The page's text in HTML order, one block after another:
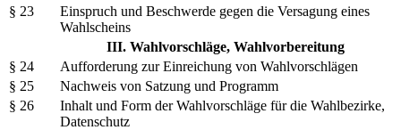
§ 23
Einspruch und Beschwerde gegen die Versagung eines
Wahlscheins
III. Wahlvorschläge, Wahlvorbereitung
§ 24
Aufforderung zur Einreichung von Wahlvorschlägen
§ 25
Nachweis von Satzung und Programm
§ 26
Inhalt und Form der Wahlvorschläge für die Wahlbezirke,
Datenschutz